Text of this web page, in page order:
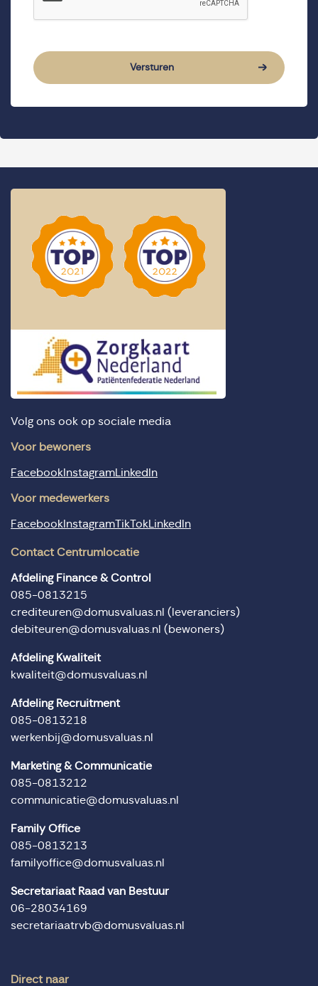
Versturen
Volg ons ook op sociale media
Voor bewoners
FacebookInstagramLinkedIn
Voor medewerkers
FacebookInstagramTikTokLinkedIn
Contact Centrumlocatie
Afdeling Finance & Control
085-0813215
crediteuren@domusvaluas.nl (leveranciers)
debiteuren@domusvaluas.nl (bewoners)
Afdeling Kwaliteit
kwaliteit@domusvaluas.nl
Afdeling Recruitment
085-0813218
werkenbij@domusvaluas.nl
Marketing & Communicatie
085-0813212
communicatie@domusvaluas.nl
Family Office
085-0813213
familyoffice@domusvaluas.nl
Secretariaat Raad van Bestuur
06-28034169
secretariaatrvb@domusvaluas.nl
Direct naar